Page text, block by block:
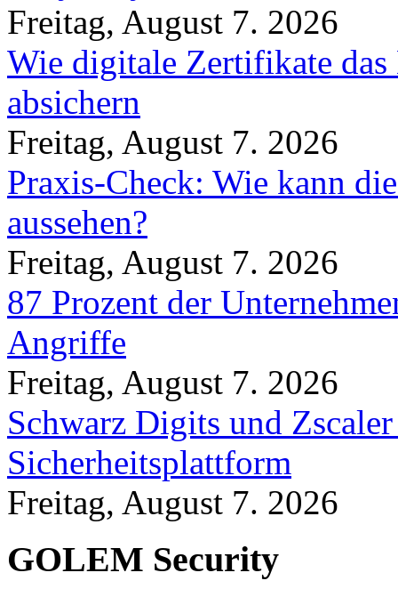
Freitag, August 7. 2026
Wie digitale Zertifikate
absichern
Freitag, August 7. 2026
Praxis-Check: Wie kann
aussehen?
Freitag, August 7. 2026
87 Prozent der
Angriffe
Freitag, August 7. 2026
Schwarz Digits und
Sicherheitsplattform
Freitag, August 7. 2026
GOLEM Security